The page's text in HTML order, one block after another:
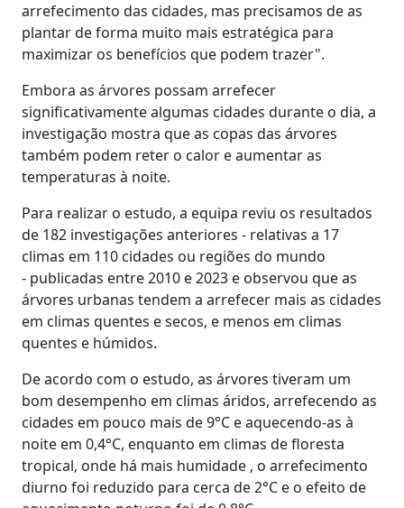
arrefecimento das cidades, mas precisamos de as
plantar de forma muito mais estratégica para
maximizar os benefícios que podem trazer".
Embora as árvores possam arrefecer
significativamente algumas cidades durante o dia, a
investigação mostra que as copas das árvores
também podem reter o calor e aumentar as
temperaturas à noite.
Para realizar o estudo, a equipa reviu os resultados
de 182 investigações anteriores - relativas a 17
climas em 110 cidades ou regiões do mundo
- publicadas entre 2010 e 2023 e observou que as
árvores urbanas tendem a arrefecer mais as cidades
em climas quentes e secos, e menos em climas
quentes e húmidos.
De acordo com o estudo, as árvores tiveram um
bom desempenho em climas áridos, arrefecendo as
cidades em pouco mais de 9°C e aquecendo-as à
noite em 0,4°C, enquanto em climas de floresta
tropical, onde há mais humidade , o arrefecimento
diurno foi reduzido para cerca de 2°C e o efeito de